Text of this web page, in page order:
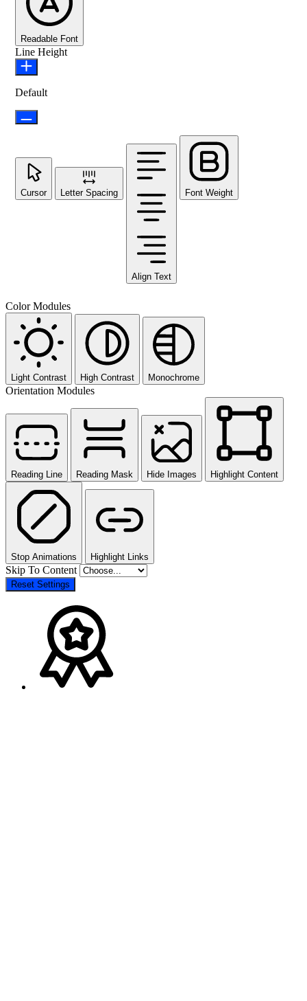
Readable Font
Line Height
Default
Cursor Letter Spacing
Align Text
Font Weight
Color Modules
Light Contrast High Contrast Monochrome
Orientation Modules
Reading Line Reading Mask Hide Images Highlight Content
Stop Animations Highlight Links
Skip To Content
Reset Settings